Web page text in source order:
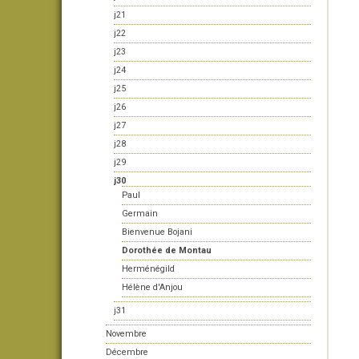
j21
j22
j23
j24
j25
j26
j27
j28
j29
j30
Paul
Germain
Bienvenue Bojani
Dorothée de Montau
Herménégild
Hélène d'Anjou
j31
Novembre
Décembre